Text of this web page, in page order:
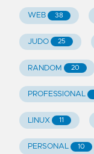
WEB 38
JUDO 25
RANDOM 20
PROFESSIONAL
LINUX 11
PERSONAL 10